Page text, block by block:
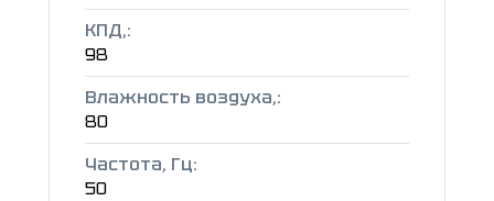
КПД,:
98
Влажность воздуха,:
80
Частота, Гц:
50